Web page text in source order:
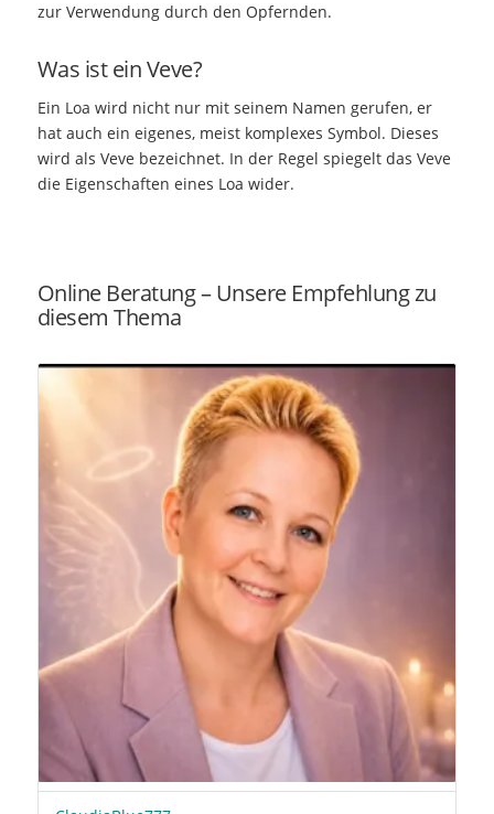
zur Verwendung durch den Opfernden.
Was ist ein Veve?
Ein Loa wird nicht nur mit seinem Namen gerufen, er
hat auch ein eigenes, meist komplexes Symbol. Dieses
wird als Veve bezeichnet. In der Regel spiegelt das Veve
die Eigenschaften eines Loa wider.
Online Beratung – Unsere Empfehlung zu
diesem Thema